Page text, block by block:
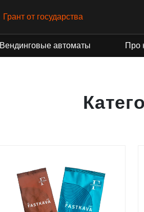
Грант от государства
Вендинговые автоматы Про